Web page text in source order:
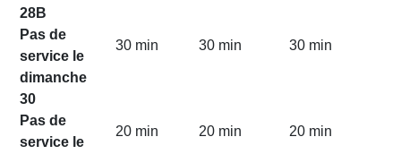
28B
Pas de
service le
dimanche
30 min 30 min 30 min
30
Pas de
service le
20 min 20 min 20 min